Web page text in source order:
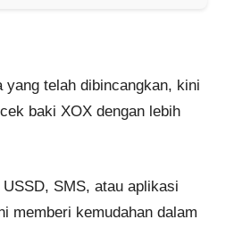
yang telah dibincangkan, kini
baki XOX dengan lebih
SMS, atau aplikasi
memberi kemudahan dalam